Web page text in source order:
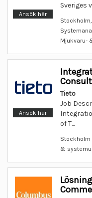
Ansök här
Sveriges
Mjukvaru-
Ansök här
Tieto
Job
of T...
&